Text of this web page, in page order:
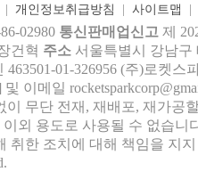
개인정보취급방침 사이트맵
02980 통신판매업신고 제
건혁 주소 서울특별시 강남구
463501-01-326956 (주)로켓스
이메일 rocke
이 무단 전재, 재배포, 재가공
외 용도로 사용될 수 없습니
취한 조치에 대해 책임을 지